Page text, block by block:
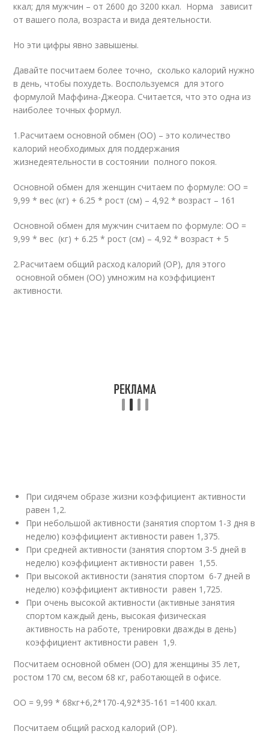
ккал; для мужчин – от 2600 до 3200 ккал. Норма зависит
от вашего пола, возраста и вида деятельности.
Но эти цифры явно завышены.
Давайте посчитаем более точно, сколько калорий нужно
в день, чтобы похудеть. Воспользуемся для этого
формулой Маффина-Джеора. Считается, что это одна из
наиболее точных формул.
1.Расчитаем основной обмен (ОО) – это количество
калорий необходимых для поддержания
жизнедеятельности в состоянии полного покоя.
Основной обмен для женщин считаем по формуле: ОО =
9,99 * вес (кг) + 6.25 * рост (см) – 4,92 * возраст – 161
Основной обмен для мужчин считаем по формуле: ОО =
9,99 * вес (кг) + 6.25 * рост (см) – 4,92 * возраст + 5
2.Расчитаем общий расход калорий (ОР), для этого
основной обмен (ОО) умножим на коэффициент
активности.
При сидячем образе жизни коэффициент активности
равен 1,2.
При небольшой активности (занятия спортом 1-3 дня в
неделю) коэффициент активности равен 1,375.
При средней активности (занятия спортом 3-5 дней в
неделю) коэффициент активности равен 1,55.
При высокой активности (занятия спортом 6-7 дней в
неделю) коэффициент активности равен 1,725.
При очень высокой активности (активные занятия
спортом каждый день, высокая физическая
активность на работе, тренировки дважды в день)
коэффициент активности равен 1,9.
Посчитаем основной обмен (ОО) для женщины 35 лет,
ростом 170 см, весом 68 кг, работающей в офисе.
ОО = 9,99 * 68кг+6,2*170-4,92*35-161 =1400 ккал.
Посчитаем общий расход калорий (ОР).